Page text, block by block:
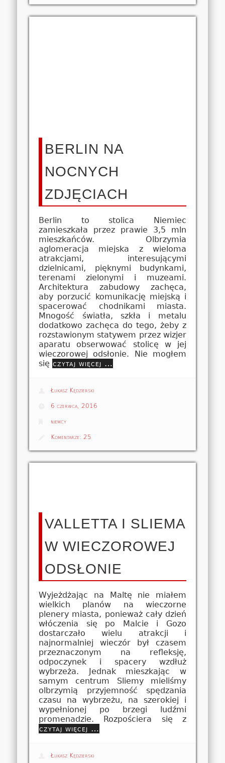
BERLIN NA
NOCNYCH
ZDJĘCIACH
Berlin to stolica Niemiec
zamieszkała przez prawie 3,5 mln
mieszkańców. Olbrzymia
aglomeracja miejska z wieloma
atrakcjami, interesującymi
dzielnicami, pięknymi budynkami,
terenami zielonymi i muzeami.
Architektura zabudowy zachęca,
aby porzucić komunikację miejską i
spacerować chodnikami miasta.
Mnogość światła, szkła i metalu
dodatkowo zachęca do tego, żeby z
rozstawionym statywem przez wizjer
aparatu obserwować stolicę w jej
wieczorowej odsłonie. Nie mogłem
się czytaj więcej …
Łukasz Kędzierski
6 czerwca, 2016
niemcy
Komentarze:25
VALLETTA I SLIEMA
W WIECZOROWEJ
ODSŁONIE
Wyjeżdżając na Maltę nie miałem
wielkich planów na wieczorne
plenery miasta, ponieważ cały dzień
włóczenia się po Malcie i Gozo
dostarczało wielu atrakcji i
najnormalniej wieczór był czasem
przeznaczonym na refleksję,
odpoczynek i spacery wzdłuż
wybrzeża. Jednak mieszkając w
samym centrum Sliemy mieliśmy
olbrzymią przyjemność spędzania
czasu na wybrzeżu, na szerokiej i
wypełnionej po brzegi ludźmi
promenadzie. Rozpościera się z
czytaj więcej …
Łukasz Kędzierski